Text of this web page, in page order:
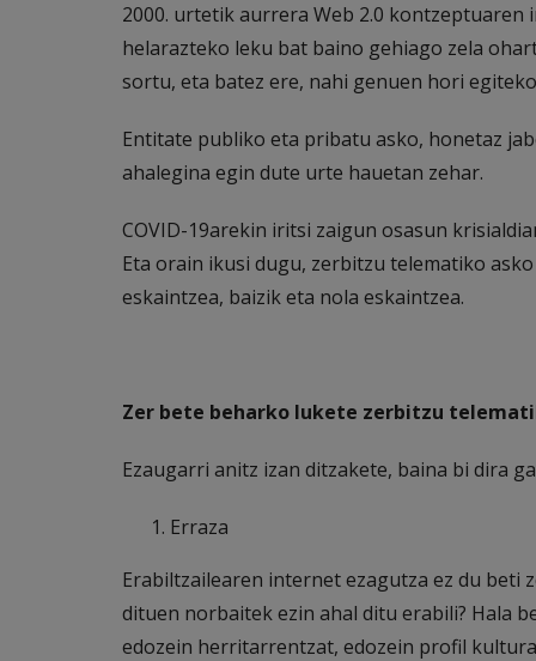
2000. urtetik aurrera Web 2.0
helarazteko leku bat baino gehiago zela
sortu, eta batez ere, nahi genuen hori
Entitate publiko eta pribatu asko, honetaz
ahalegina egin dute urte hauetan zehar.
COVID-19arekin iritsi zaigun osasun
Eta orain ikusi dugu, zerbitzu telematiko
eskaintzea, baizik eta nola eskaintzea.
Zer bete beharko lukete zerbitzu
Ezaugarri anitz izan ditzakete, baina bi dira
Erraza
Erabiltzailearen internet ezagutza ez du beti
dituen norbaitek ezin ahal ditu erabili? Hala
edozein herritarrentzat, edozein profil